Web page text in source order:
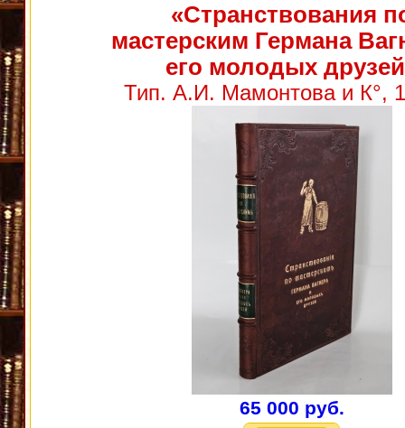
«Странствования
мастерским Германа
его молодых
Тип. А.И. Мамонтова и К°,
65 000 руб.